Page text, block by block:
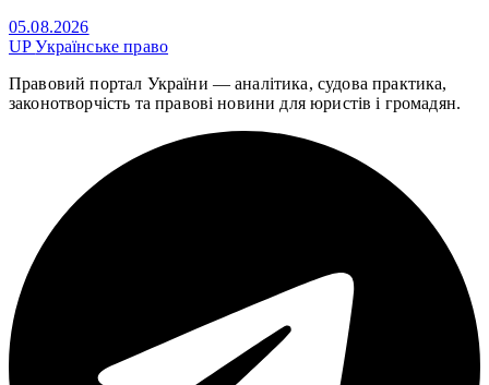
05.08.2026
UPУкраїнське право
Правовий портал України — аналітика, судова практика,
законотворчість та правові новини для юристів і громадян.